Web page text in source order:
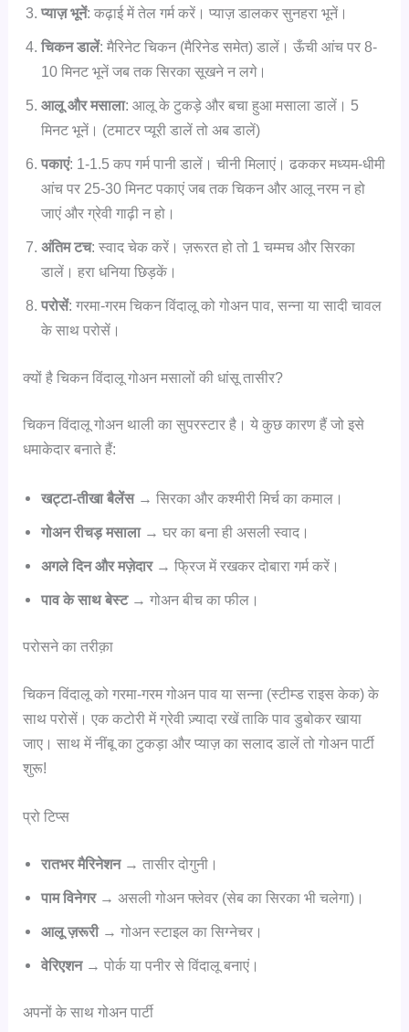
प्याज़ भूनें: कढ़ाई में तेल गर्म करें। प्याज़ डालकर सुनहरा भूनें।
चिकन डालें: मैरिनेट चिकन (मैरिनेड समेत) डालें। ऊँची आंच पर 8-
10 मिनट भूनें जब तक सिरका सूखने न लगे।
आलू और मसाला: आलू के टुकड़े और बचा हुआ मसाला डालें। 5
मिनट भूनें। (टमाटर प्यूरी डालें तो अब डालें)
पकाएं: 1-1.5 कप गर्म पानी डालें। चीनी मिलाएं। ढककर मध्यम-धीमी
आंच पर 25-30 मिनट पकाएं जब तक चिकन और आलू नरम न हो
जाएं और ग्रेवी गाढ़ी न हो।
अंतिम टच: स्वाद चेक करें। ज़रूरत हो तो 1 चम्मच और सिरका
डालें। हरा धनिया छिड़कें।
परोसें: गरमा-गरम चिकन विंदालू को गोअन पाव, सन्ना या सादी चावल
के साथ परोसें।
क्यों है चिकन विंदालू गोअन मसालों की धांसू तासीर?
चिकन विंदालू गोअन थाली का सुपरस्टार है। ये कुछ कारण हैं जो इसे
धमाकेदार बनाते हैं:
खट्टा-तीखा बैलेंस→ सिरका और कश्मीरी मिर्च का कमाल।
गोअन रीचड़ मसाला→ घर का बना ही असली स्वाद।
अगले दिन और मज़ेदार→ फ्रिज में रखकर दोबारा गर्म करें।
पाव के साथ बेस्ट→ गोअन बीच का फील।
परोसने का तरीक़ा
चिकन विंदालू को गरमा-गरम गोअन पाव या सन्ना (स्टीम्ड राइस केक) के
साथ परोसें। एक कटोरी में ग्रेवी ज़्यादा रखें ताकि पाव डुबोकर खाया
जाए। साथ में नींबू का टुकड़ा और प्याज़ का सलाद डालें तो गोअन पार्टी
शुरू!
प्रो टिप्स
रातभर मैरिनेशन→ तासीर दोगुनी।
पाम विनेगर→ असली गोअन फ्लेवर (सेब का सिरका भी चलेगा)।
आलू ज़रूरी→ गोअन स्टाइल का सिग्नेचर।
वेरिएशन→ पोर्क या पनीर से विंदालू बनाएं।
अपनों के साथ गोअन पार्टी